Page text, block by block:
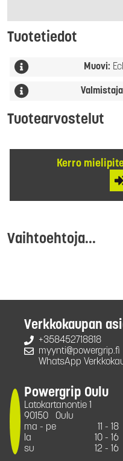
Tuotetiedot
Muovi:
Tuotearvostelut
Kerro
Vaihtoehtoja...
Verkkokaupan
+358452718818
myynti@powergrip.fi
WhatsApp
Powergrip Oulu
Latokartanontie 1
90150
Oulu
ma - pe
11 - 18
la
10 - 16
su
12 - 16